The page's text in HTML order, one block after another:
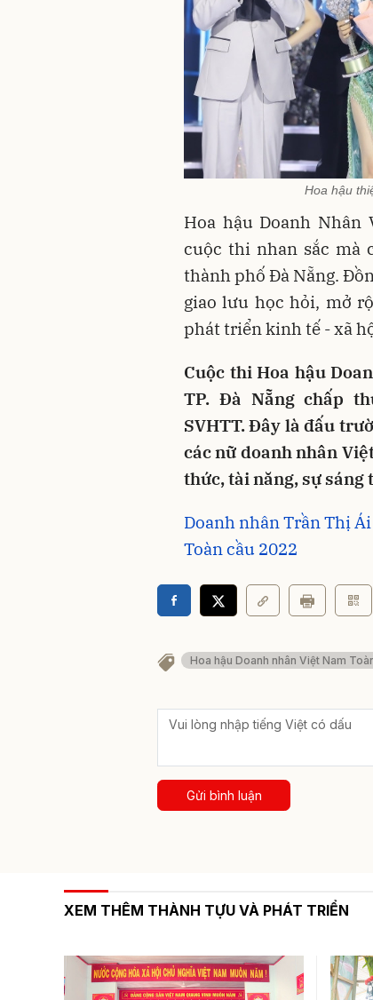
Hoa hậu
Hoa hậu Doanh
cuộc thi nhan sắc mà
thành phố Đà Nẵng.
giao lưu học hỏi, mở
phát triển kinh tế - xã
Cuộc thi Hoa hậu
TP. Đà Nẵng chấp
SVHTT. Đây là đấu
các nữ doanh nhân
thức, tài năng, sự sáng
Doanh nhân Trần Thị
Toàn cầu 2022
Hoa hậu Doanh nhân Việt Nam
Gửi bình luận
XEM THÊM THÀNH TỰU VÀ PHÁT TRIỂN